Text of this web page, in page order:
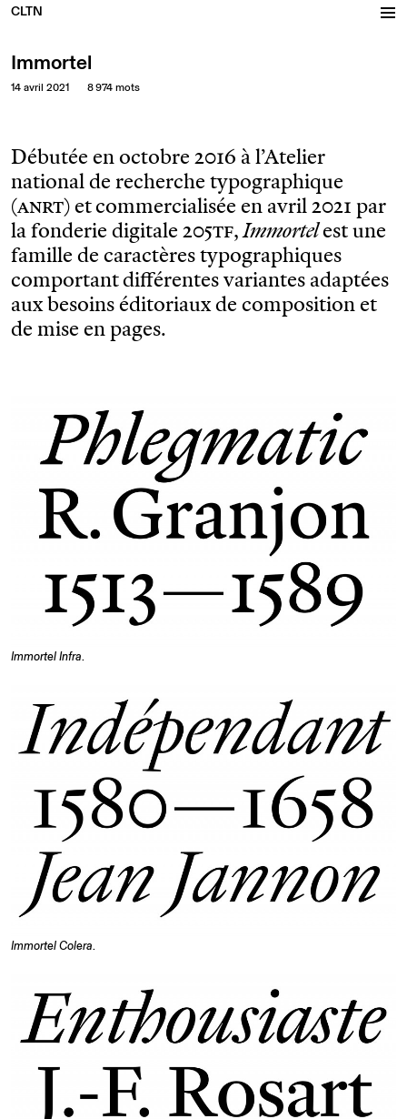
CLTN
Inventory
Office
Immortel
14 avril 2021 8 974 mots
Débutée en octobre 2016 à l’Atelier
national de recherche typographique
(anrt) et commercialisée en avril 2021 par
la fonderie digitale 205tf,Immortelest une
famille de caractères typographiques
comportant différentes variantes adaptées
aux besoins éditoriaux de composition et
de mise en pages.
Immortel Infra.
Immortel Colera.